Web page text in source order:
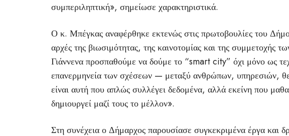
συμπεριληπτική», σημείωσε χαρακτηριστικά.
Ο κ. Μπέγκας αναφέρθηκε εκτενώς στις πρωτοβουλίες του
αρχές της βιωσιμότητας, της καινοτομίας και της συμμετοχής
Γιάννενα προσπαθούμε να δούμε το “smart city” όχι μόνο ως
επανερμηνεία των σχέσεων — μεταξύ ανθρώπων, υπηρεσιών,
είναι αυτή που απλώς συλλέγει δεδομένα, αλλά εκείνη που
δημιουργεί μαζί τους το μέλλον».
Στη συνέχεια ο Δήμαρχος παρουσίασε συγκεκριμένα έργα και